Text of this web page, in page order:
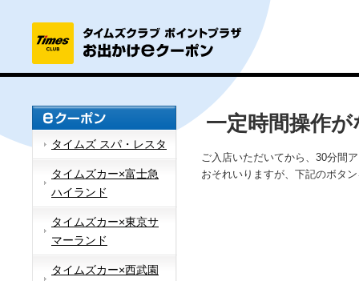
タイムズ スパ・レスタ
タイムズカー×富士急
ハイランド
タイムズカー×東京サ
マーランド
タイムズカー×西武園
一定時間操作
ご入店いただいてから、30分間
おそれいりますが、下記のボタ